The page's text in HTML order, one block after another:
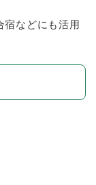
宿などにも活用